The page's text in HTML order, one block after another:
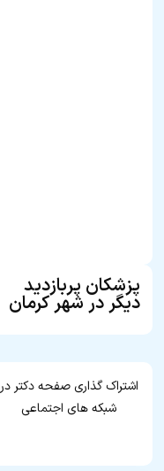
پزشکان پربازدید
دیگر در شهر کرمان
اشتراک گذاری صفحه دکتر در
شبکه های اجتماعی